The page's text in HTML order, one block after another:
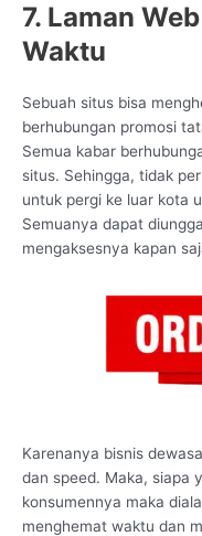
7. Laman
Waktu
Sebuah situs bisa
berhubungan promosi
Semua kabar
situs. Sehingga, tidak
untuk pergi ke luar kota
Semuanya dapat
mengaksesnya kapan
Karenanya bisnis
dan speed. Maka, siapa
konsumennya maka
menghemat waktu dan